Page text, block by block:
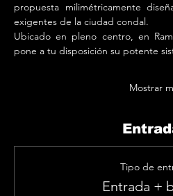
propuesta milimétricamente
exigentes de la ciudad condal.
Ubicado en pleno centro, en
pone a tu disposición su potente
Mostrar
Tipo de
Entrada +